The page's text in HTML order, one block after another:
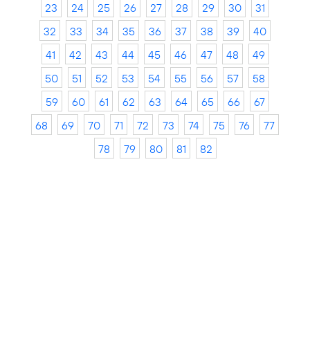
23
24 25 26 27 28 29 30
31
32
33 34 35 36 37 38 39
40
41
42 43 44 45 46 47 48
49
50
51 52 53 54 55 56 57
58
59
60 61 62 63 64 65 66
67
68
69 70 71 72 73 74 75 76
77
78
79 80 81 82